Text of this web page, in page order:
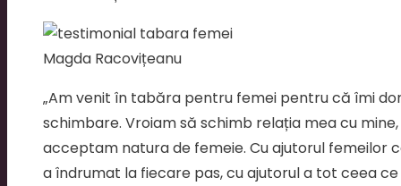
Magda Racovițeanu
„Am venit în tabăra pentru femei pentru că îmi
schimbare. Vroiam să schimb relația mea cu
acceptam natura de femeie. Cu ajutorul femeilor
a îndrumat la fiecare pas, cu ajutorul a tot ceea